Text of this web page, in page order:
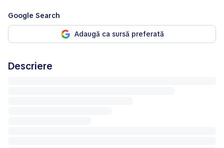
Google Search
Adaugă ca sursă preferată
Descriere